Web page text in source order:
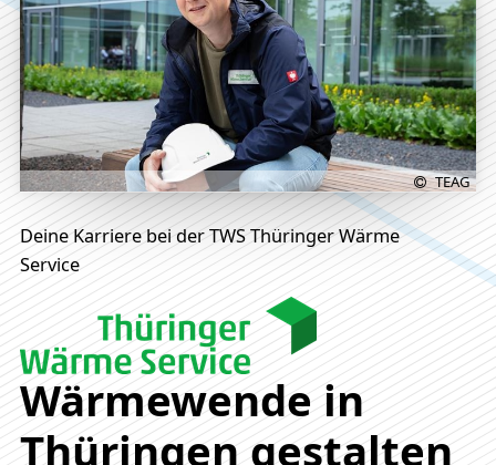
TEAG
Deine Karriere bei der TWS Thüringer Wärme
Service
Wärmewende in
Thüringen gestalten